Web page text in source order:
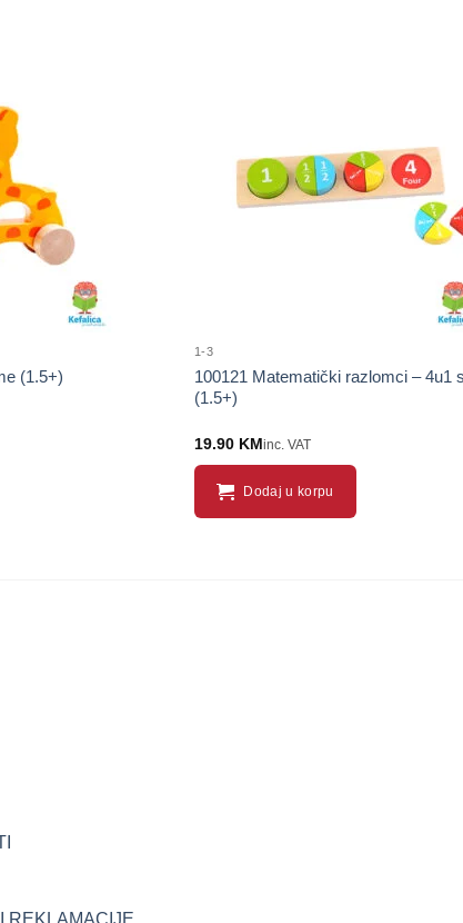
(1.5+)
1-3
100121 Matematički razlomci – 4u1
(1.5+)
19.90 KMinc. VAT
Dodaj u korpu